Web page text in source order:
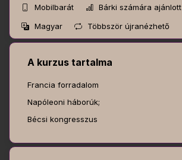
Mobilbarát
Bárki számára ajánlott
Magyar
Többször újranézhető
A kurzus tartalma
Francia forradalom
Napóleoni háborúk;
Bécsi kongresszus